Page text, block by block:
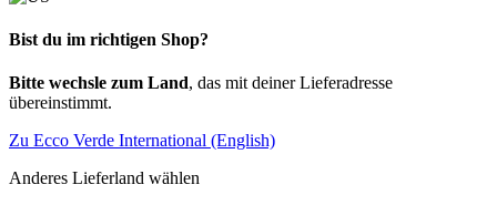
Bist du im richtigen Shop?
Bitte wechsle zum Land, das mit deiner Lieferadresse
übereinstimmt.
Zu Ecco Verde International (English)
Anderes Lieferland wählen